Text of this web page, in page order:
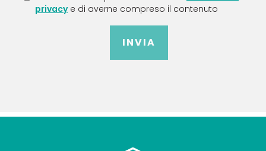
privacye di averne compreso il contenuto
INVIA